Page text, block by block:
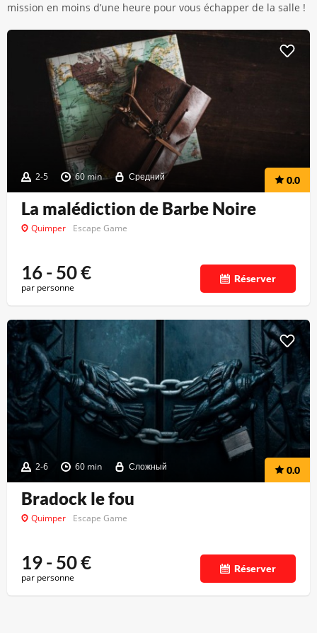
mission en moins d’une heure pour vous échapper de la salle !
2-5 60 min Средний 0.0
La malédiction de Barbe Noire
Quimper Escape Game
16 - 50€
par personne
Réserver
2-6 60 min Сложный 0.0
Bradock le fou
Quimper Escape Game
19 - 50€
par personne
Réserver